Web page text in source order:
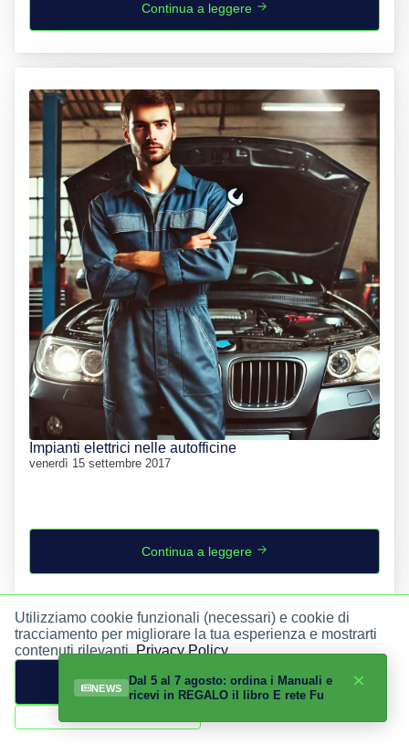
Continua a leggere
Impianti elettrici nelle autofficine
venerdì 15 settembre 2017
Continua a leggere
Per qualsiasi informazione contattaci
Utilizziamo cookie funzionali (necessari) e cookie di
tracciamento per migliorare la tua esperienza e mostrarti
contenuti rilevanti. Privacy Policy.
Accetta tutti
NEWS
Dal 5 al 7 agosto: ordina i Manuali e
ricevi in REGALO il libro E rete Fu